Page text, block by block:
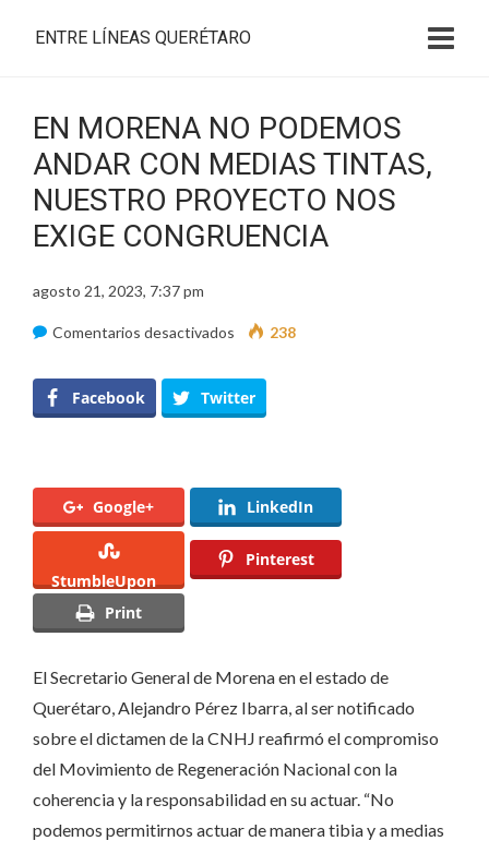
ENTRE LÍNEAS QUERÉTARO
EN MORENA NO PODEMOS
ANDAR CON MEDIAS TINTAS,
NUESTRO PROYECTO NOS
EXIGE CONGRUENCIA
agosto 21, 2023, 7:37 pm
Comentarios desactivados en
MORENA
NO
ANDAR
CON
MEDIAS
TINTAS,
238
Facebook Twitter
Google+ LinkedIn
StumbleUpon
Pinterest
Print
El Secretario General de Morena en el estado de
Querétaro, Alejandro Pérez Ibarra, al ser notificado
sobre el dictamen de la CNHJ reafirmó el compromiso
del Movimiento de Regeneración Nacional con la
coherencia y la responsabilidad en su actuar. “No
podemos permitirnos actuar de manera tibia y a medias